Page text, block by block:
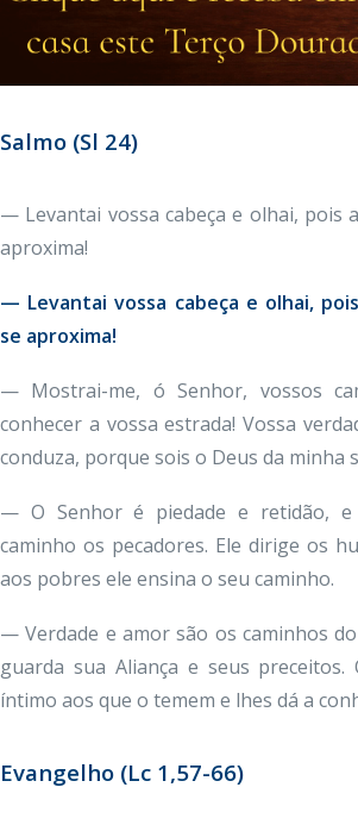
Salmo (Sl 24)
— Levantai vossa cabeça e olhai, pois
aproxima!
— Levantai vossa cabeça e olhai,
se aproxima!
— Mostrai-me, ó Senhor, vossos
conhecer a vossa estrada! Vossa
conduza, porque sois o Deus da minha
— O Senhor é piedade e retidão, e
caminho os pecadores. Ele dirige os
aos pobres ele ensina o seu caminho.
— Verdade e amor são os caminhos
guarda sua Aliança e seus
íntimo aos que o temem e lhes dá a
Evangelho (Lc 1,57-66)